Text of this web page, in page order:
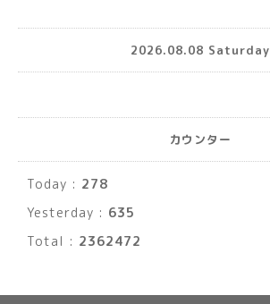
2026.08.08 Saturday
カウンター
Today : 278
Yesterday : 635
Total : 2362472